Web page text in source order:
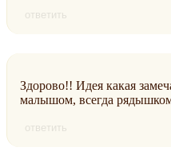
ответить
Здорово!! Идея какая
малышом, всегда
ответить